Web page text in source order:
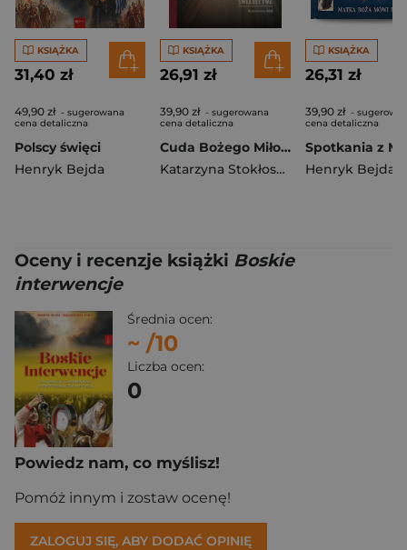
KSIĄŻKA
31,40 zł
49,90 zł - sugerowana
cena detaliczna
Polscy święci
Henryk Bejda
KSIĄŻKA
26,91 zł
39,90 zł - sugerowana
cena detaliczna
Cuda Bożego Miłosierdzia
Katarzyna Stokłosa, Pabis Małgorzata
KSIĄŻKA
26,31 zł
39,90 zł -
cena detaliczna
Henryk Bejda
Oceny i recenzje książki Boskie
interwencje
Średnia ocen:
~ /10
Liczba ocen:
0
Powiedz nam, co myślisz!
Pomóż innym i zostaw ocenę!
ZALOGUJ SIĘ, ABY DODAĆ OPINIĘ